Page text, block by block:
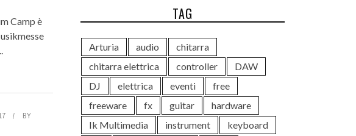
Camp è
BY
TAG
Arturia audio
chitarra
chitarra elettrica
controller
DAW
DJ
elettrica eventi
free
freeware
fx guitar
hardware
Ik Multimedia
instrument
keyboard